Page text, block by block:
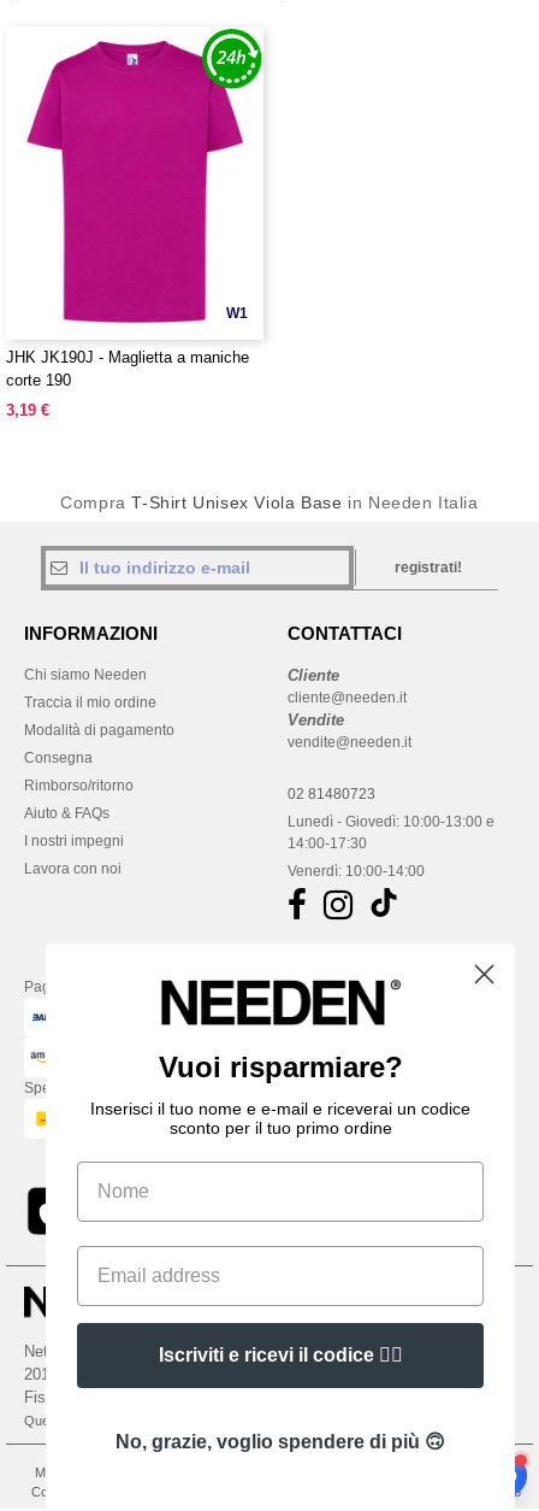
W1
JHK JK190J - Maglietta a maniche
corte 190
3,19 €
CompraT-Shirt Unisex Viola Base in Needen Italia
registrati!
INFORMAZIONI
Chi siamo Needen
Traccia il mio ordine
Modalità di pagamento
Consegna
Rimborso/ritorno
Aiuto & FAQs
I nostri impegni
Lavora con noi
CONTATTACI
Cliente
cliente@needen.it
Vendite
vendite@needen.it
02 81480723
Lunedì - Giovedì: 10:00-13:00 e
14:00-17:30
Venerdì: 10:00-14:00
Paga con
Spediamo con
Netenders Italy SRL — Registered office GALLERIA DEL CORSO 1 -
20122 MILANO (MI) -Italy
Fiscal code/VAT number IT11510210963 — REA number MI-2608168.
Questo NON è l'indirizzo di ritorno. Per i resi, vedere qui
Menzioni legali
-
Condizioni Generali Del Contraente
Copyright 2026
Vuoi risparmiare?
Inserisci il tuo nome e e-mail e riceverai un codice
sconto per il tuo primo ordine
Iscriviti e ricevi il codice 👍🏼
No, grazie, voglio spendere di più 🙃